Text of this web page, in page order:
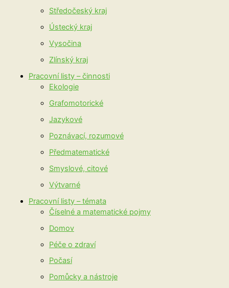
Středočeský kraj
Ústecký kraj
Vysočina
Zlínský kraj
Pracovní listy – činnosti
Ekologie
Grafomotorické
Jazykové
Poznávací, rozumové
Předmatematické
Smyslové, citové
Výtvarné
Pracovní listy – témata
Číselné a matematické pojmy
Domov
Péče o zdraví
Počasí
Pomůcky a nástroje